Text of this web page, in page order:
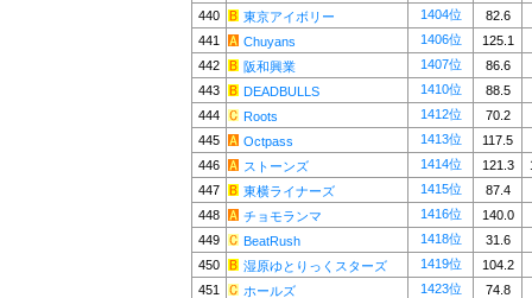
440
東京アイボリー 1404位
82.6
441
Chuyans 1406位
125.1
442
阪和興業 1407位
86.6
443
DEADBULLS 1410位
88.5
444
Roots 1412位
70.2
445
Octpass 1413位
117.5
446
ストーンズ 1414位 121.3
447
東横ライナーズ 1415位
87.4
448
チョモランマ 1416位
140.0
449
BeatRush 1418位
31.6
450
湿原ゆとりっくスターズ 1419位
104.2
451
ホールズ 1423位
74.8